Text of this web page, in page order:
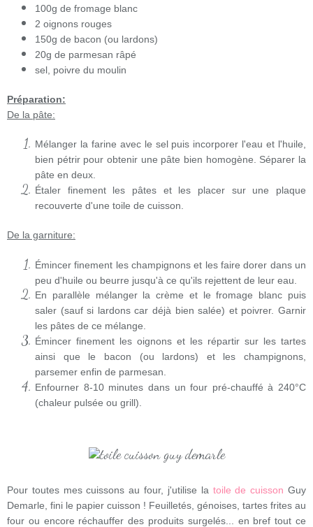
100g de fromage blanc
2 oignons rouges
150g de bacon (ou lardons)
20g de parmesan râpé
sel, poivre du moulin
Préparation:
De la pâte:
Mélanger la farine avec le sel puis incorporer l'eau et l'huile,
bien pétrir pour obtenir une pâte bien homogène. Séparer la
pâte en deux.
Étaler finement les pâtes et les placer sur une plaque
recouverte d'une toile de cuisson.
De la garniture:
Émincer finement les champignons et les faire dorer dans un
peu d'huile ou beurre jusqu'à ce qu'ils rejettent de leur eau.
En parallèle mélanger la crème et le fromage blanc puis
saler (sauf si lardons car déjà bien salée) et poivrer. Garnir
les pâtes de ce mélange.
Émincer finement les oignons et les répartir sur les tartes
ainsi que le bacon (ou lardons) et les champignons,
parsemer enfin de parmesan.
Enfourner 8-10 minutes dans un four pré-chauffé à 240°C
(chaleur pulsée ou grill).
Pour toutes mes cuissons au four, j'utilise la toile de cuisson Guy
Demarle, fini le papier cuisson ! Feuilletés, génoises, tartes frites au
four ou encore réchauffer des produits surgelés... en bref tout ce